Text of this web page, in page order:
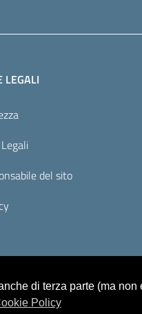
LEGALI
del sito
di terza parte (ma
Policy